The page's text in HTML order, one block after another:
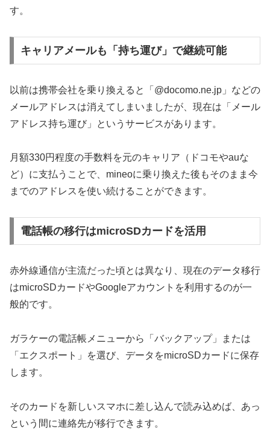
す。
キャリアメールも「持ち運び」で継続可能
以前は携帯会社を乗り換えると「@docomo.ne.jp」などの
メールアドレスは消えてしまいましたが、現在は「メール
アドレス持ち運び」というサービスがあります。
月額330円程度の手数料を元のキャリア（ドコモやauな
ど）に支払うことで、mineoに乗り換えた後もそのまま今
までのアドレスを使い続けることができます。
電話帳の移行はmicroSDカードを活用
赤外線通信が主流だった頃とは異なり、現在のデータ移行
はmicroSDカードやGoogleアカウントを利用するのが一
般的です。
ガラケーの電話帳メニューから「バックアップ」または
「エクスポート」を選び、データをmicroSDカードに保存
します。
そのカードを新しいスマホに差し込んで読み込めば、あっ
という間に連絡先が移行できます。